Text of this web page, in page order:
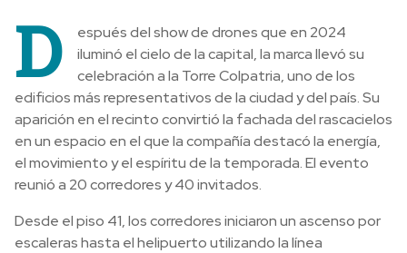
D
espués del show de drones que en 2024
iluminó el cielo de la capital, la marca llevó su
celebración a la Torre Colpatria, uno de los
edificios más representativos de la ciudad y del país. Su
aparición en el recinto convirtió la fachada del rascacielos
en un espacio en el que la compañía destacó la energía,
el movimiento y el espíritu de la temporada. El evento
reunió a 20 corredores y 40 invitados.
Desde el piso 41, los corredores iniciaron un ascenso por
escaleras hasta el helipuerto utilizando la línea